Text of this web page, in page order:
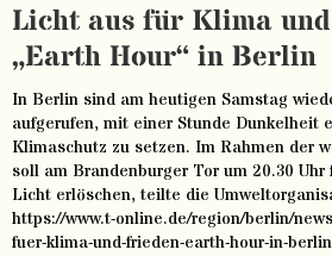
Licht aus für Klima
„Earth Hour“ in Berlin
In Berlin sind am heutigen Samstag
aufgerufen, mit einer Stunde Dunkelheit
Klimaschutz zu setzen. Im Rahmen der
soll am Brandenburger Tor um 20.30
Licht erlöschen, teilte die
https://www.t-online.de/region/berlin/
fuer-klima-und-frieden-earth-hour-in-